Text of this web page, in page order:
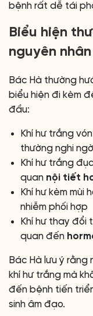
bệnh rất dễ tái
Biểu hiện
nguyên nhân
Bác Hà thường
biểu hiện đi kèm
đầu:
Khí hư trắng
thường nghi ngờ
Khí hư trắng
quan nội tiết
Khí hư kèm mùi
nhiễm phối hợp
Khí hư thay đổi
quan đến
Bác Hà lưu ý rằng
khí hư trắng mà
đến bệnh tiến
sinh âm đạo.